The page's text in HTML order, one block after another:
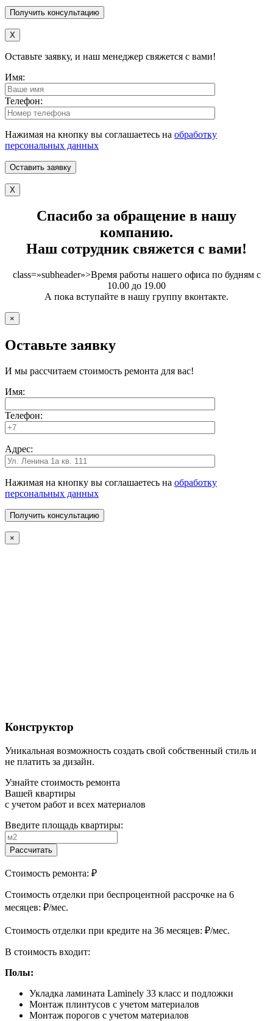
X
Оставьте заявку, и наш менеджер свяжется с вами!
Имя:
Телефон:
Нажимая на кнопку вы соглашаетесь на обработку
персональных данных
X
Спасибо за обращение в нашу
компанию.
Наш сотрудник свяжется с вами!
class=»subheader»>Время работы нашего офиса по будням с
10.00 до 19.00
А пока вступайте в нашу группу вконтакте.
×
Оставьте заявку
И мы рассчитаем стоимость ремонта для вас!
Имя:
Телефон:
Адрес:
Нажимая на кнопку вы соглашаетесь на обработку
персональных данных
×
Конструктор
Уникальная возможность создать свой собственный стиль и
не платить за дизайн.
Узнайте стоимость ремонта
Вашей квартиры
с учетом работ и всех материалов
Введите площадь квартиры:
Рассчитать
Стоимость ремонта: ₽
Cтоимость отделки при беспроцентной рассрочке на 6
месяцев: ₽/мес.
Cтоимость отделки при кредите на 36 месяцев: ₽/мес.
В стоимость входит:
Полы:
Укладка ламината Laminely 33 класс и подложки
Монтаж плинтусов с учетом материалов
Монтаж порогов с учетом материалов